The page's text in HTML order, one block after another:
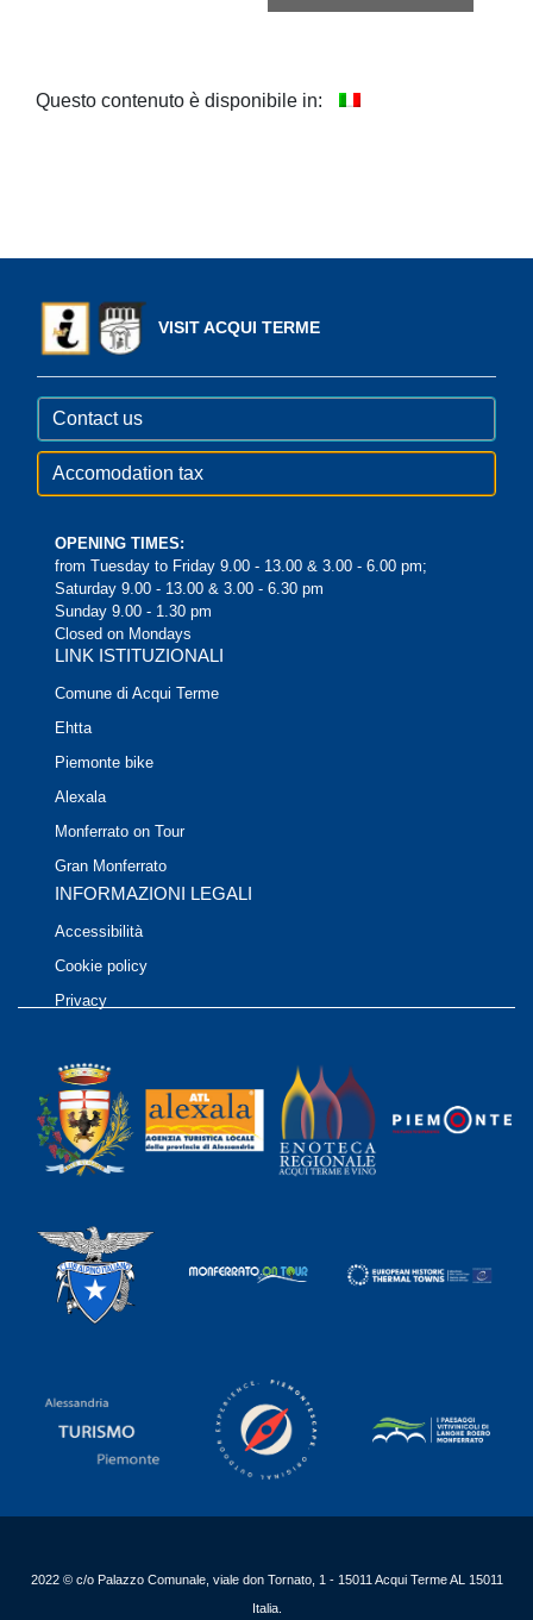
Questo contenuto è disponibile in:
VISIT ACQUI TERME
Contact us
Accomodation tax
OPENING TIMES:
from Tuesday to Friday 9.00 - 13.00 & 3.00 - 6.00 pm;
Saturday 9.00 - 13.00 & 3.00 - 6.30 pm
Sunday 9.00 - 1.30 pm
Closed on Mondays
LINK ISTITUZIONALI
Comune di Acqui Terme
Ehtta
Piemonte bike
Alexala
Monferrato on Tour
Gran Monferrato
INFORMAZIONI LEGALI
Accessibilità
Cookie policy
Privacy
2022 © c/o Palazzo Comunale, viale don Tornato, 1 - 15011 Acqui Terme AL 15011
Italia.